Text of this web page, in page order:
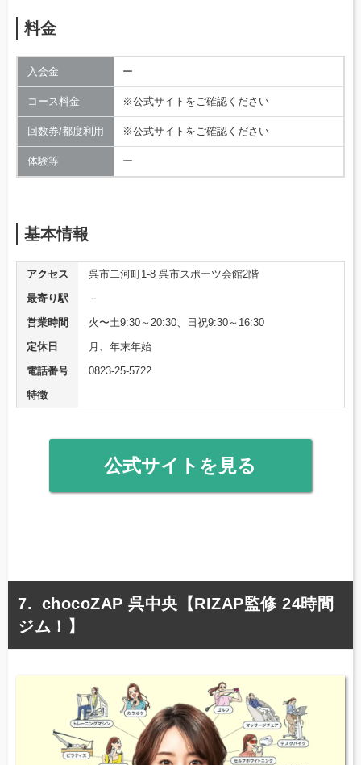
料金
入会金 ー
コース料金 ※公式サイトをご確認ください
回数券/都度利用 ※公式サイトをご確認ください
体験等 ー
基本情報
アクセス
呉市二河町1-8 呉市スポーツ会館2階
最寄り駅
－
営業時間
火〜土9:30～20:30、日祝9:30～16:30
定休日
月、年末年始
電話番号
0823-25-5722
特徴
公式サイトを見る
chocoZAP 呉中央【RIZAP監修 24時間
ジム！】